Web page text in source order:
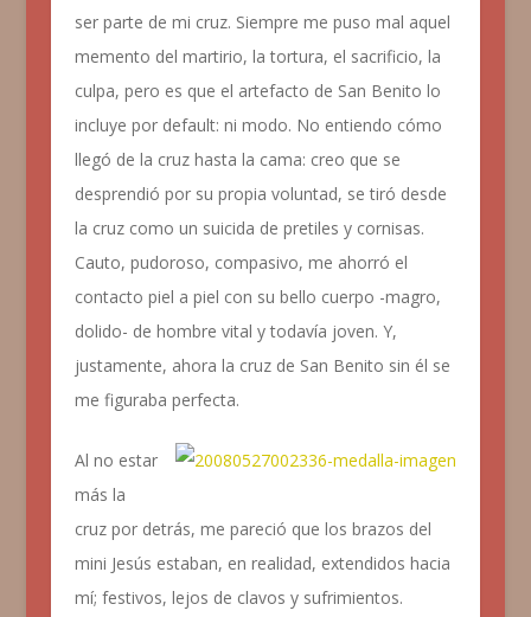
ser parte de mi cruz. Siempre me puso mal aquel
memento del martirio, la tortura, el sacrificio, la
culpa, pero es que el artefacto de San Benito lo
incluye por default: ni modo. No entiendo cómo
llegó de la cruz hasta la cama: creo que se
desprendió por su propia voluntad, se tiró desde
la cruz como un suicida de pretiles y cornisas.
Cauto, pudoroso, compasivo, me ahorró el
contacto piel a piel con su bello cuerpo -magro,
dolido- de hombre vital y todavía joven. Y,
justamente, ahora la cruz de San Benito sin él se
me figuraba perfecta.
Al no estar
más la
cruz por detrás, me pareció que los brazos del
mini Jesús estaban, en realidad, extendidos hacia
mí; festivos, lejos de clavos y sufrimientos.